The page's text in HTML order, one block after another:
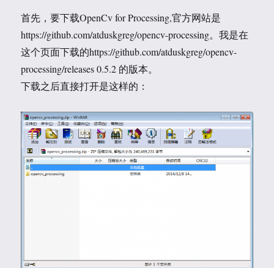
首先，要下载OpenCv for Processing,官方网站是
https://github.com/atduskgreg/opencv-processing。我是在
这个页面下载的https://github.com/atduskgreg/opencv-
processing/releases 0.5.2 的版本。
下载之后直接打开是这样的：